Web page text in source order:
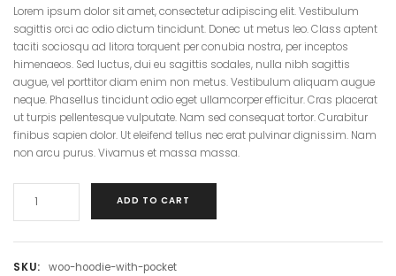
Lorem ipsum dolor sit amet, consectetur adipiscing elit. Vestibulum
sagittis orci ac odio dictum tincidunt. Donec ut metus leo. Class aptent
taciti sociosqu ad litora torquent per conubia nostra, per inceptos
himenaeos. Sed luctus, dui eu sagittis sodales, nulla nibh sagittis
augue, vel porttitor diam enim non metus. Vestibulum aliquam augue
neque. Phasellus tincidunt odio eget ullamcorper efficitur. Cras placerat
ut turpis pellentesque vulputate. Nam sed consequat tortor. Curabitur
finibus sapien dolor. Ut eleifend tellus nec erat pulvinar dignissim. Nam
non arcu purus. Vivamus et massa massa.
ADD TO CART
SKU:
woo-hoodie-with-pocket